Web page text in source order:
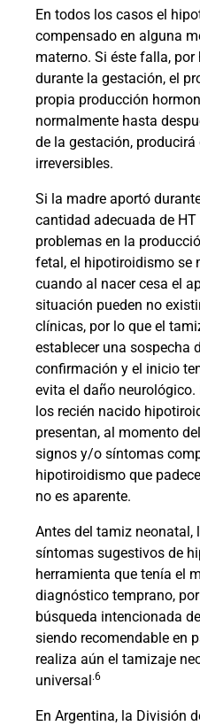
En todos los casos el
compensado en alguna
materno. Si éste falla,
durante la gestación, el
propia producción
normalmente hasta
de la gestación,
irreversibles.
Si la madre aportó
cantidad adecuada de
problemas en la
fetal, el hipotiroidismo se
cuando al nacer cesa el
situación pueden no
clínicas, por lo que el
establecer una sospecha
confirmación y el inicio
evita el daño neurológico.
los recién nacido
presentan, al momento
signos y/o síntomas
hipotiroidismo que
no es aparente.
Antes del tamiz neonatal,
síntomas sugestivos de
herramienta que tenía el
diagnóstico temprano,
búsqueda intencionada
siendo recomendable en
realiza aún el tamizaje
universal .6
En Argentina, la División